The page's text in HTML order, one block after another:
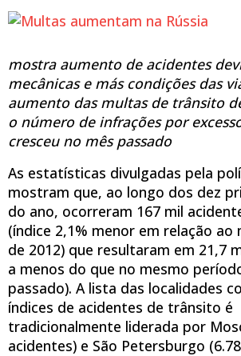
mostra aumento de acidentes
mecânicas e más condições das
aumento das multas de trânsito
o número de infrações por
cresceu no mês passado
As estatísticas divulgadas pela
mostram que, ao longo dos dez
do ano, ocorreram 167 mil
(índice 2,1% menor em relação ao
de 2012) que resultaram em 21,7
a menos do que no mesmo
passado). A lista das localidades
índices de acidentes de trânsito é
tradicionalmente liderada por
acidentes) e São Petersburgo